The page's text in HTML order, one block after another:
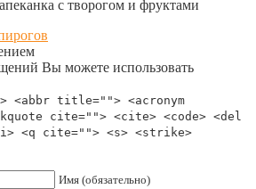
с творогом и фруктами
Вы можете использовать
title=""> <acronym
cite=""> <cite> <code> <del
<q cite=""> <s> <strike>
Имя (обязательно)